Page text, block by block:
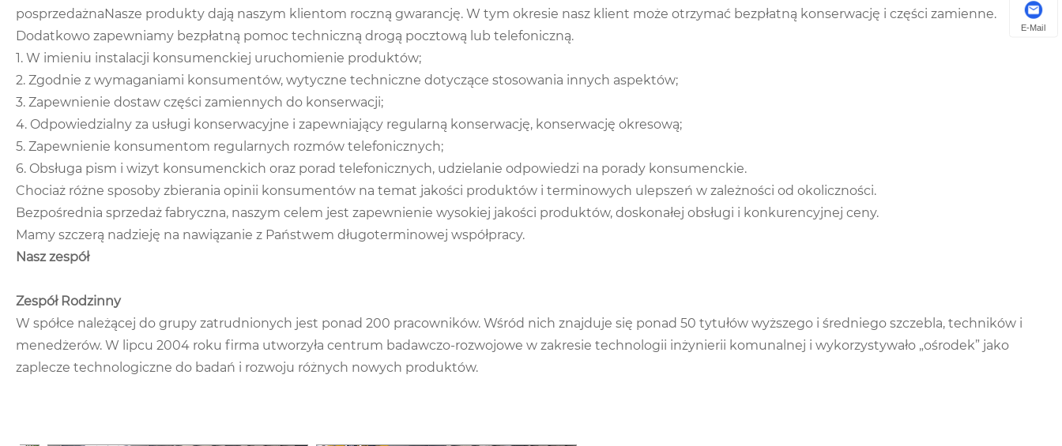
posprzedażnaNasze produkty dają naszym klientom roczną gwarancję. W tym okresie nasz klient może otrzymać bezpłatną konserwację i części zamienne.
Dodatkowo zapewniamy bezpłatną pomoc techniczną drogą pocztową lub telefoniczną.
1. W imieniu instalacji konsumenckiej uruchomienie produktów;
2. Zgodnie z wymaganiami konsumentów, wytyczne techniczne dotyczące stosowania innych aspektów;
3. Zapewnienie dostaw części zamiennych do konserwacji;
4. Odpowiedzialny za usługi konserwacyjne i zapewniający regularną konserwację, konserwację okresową;
5. Zapewnienie konsumentom regularnych rozmów telefonicznych;
6. Obsługa pism i wizyt konsumenckich oraz porad telefonicznych, udzielanie odpowiedzi na porady konsumenckie.
Chociaż różne sposoby zbierania opinii konsumentów na temat jakości produktów i terminowych ulepszeń w zależności od okoliczności.
Bezpośrednia sprzedaż fabryczna, naszym celem jest zapewnienie wysokiej jakości produktów, doskonałej obsługi i konkurencyjnej ceny.
Mamy szczerą nadzieję na nawiązanie z Państwem długoterminowej współpracy.
Nasz zespół
Zespół Rodzinny
W spółce należącej do grupy zatrudnionych jest ponad 200 pracowników. Wśród nich znajduje się ponad 50 tytułów wyższego i średniego szczebla, techników i
menedżerów. W lipcu 2004 roku firma utworzyła centrum badawczo-rozwojowe w zakresie technologii inżynierii komunalnej i wykorzystywało „ośrodek” jako
zaplecze technologiczne do badań i rozwoju różnych nowych produktów.
E-Mail